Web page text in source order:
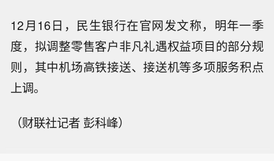
12月16日，民生银行在官网发文称，明年一季
度，拟调整零售客户非凡礼遇权益项目的部分规
则，其中机场高铁接送、接送机等多项服务积点
上调。
（财联社记者 彭科峰）